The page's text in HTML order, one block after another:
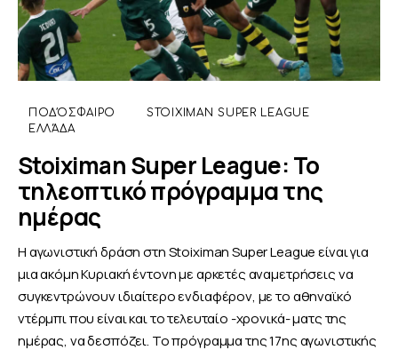
ΠΟΔΌΣΦΑΙΡΟ
STOIXIMAN SUPER LEAGUE
ΕΛΛΆΔΑ
Stoiximan Super League: Το
τηλεοπτικό πρόγραμμα της
ημέρας
Η αγωνιστική δράση στη Stoiximan Super League είναι για
μια ακόμη Κυριακή έντονη με αρκετές αναμετρήσεις να
συγκεντρώνουν ιδιαίτερο ενδιαφέρον, με το αθηναϊκό
ντέρμπι που είναι και το τελευταίο -χρονικά- ματς της
ημέρας, να δεσπόζει. Το πρόγραμμα της 17ης αγωνιστικής